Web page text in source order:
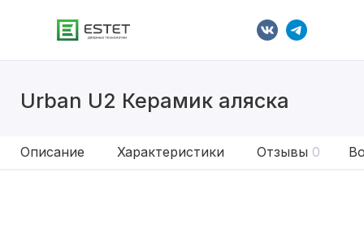
Urban U2 Керамик аляска
Описание Характеристики Отзывы 0